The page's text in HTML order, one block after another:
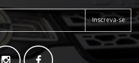
Inscreva-se